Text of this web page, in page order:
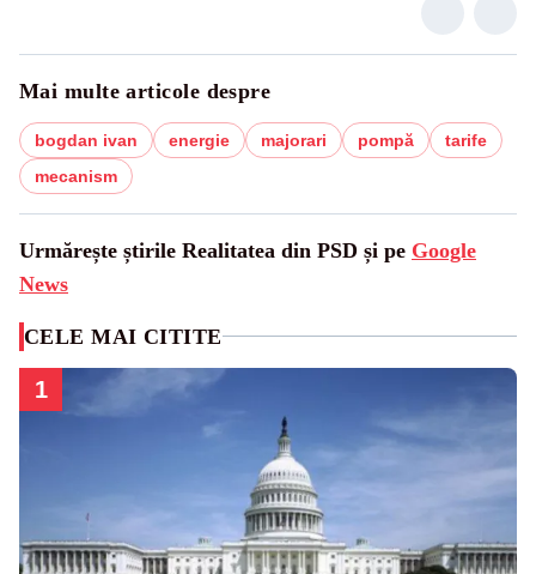
Mai multe articole despre
bogdan ivan energie majorari pompă
tarife
mecanism
Urmărește știrile Realitatea din PSD și pe Google
News
CELE MAI CITITE
1